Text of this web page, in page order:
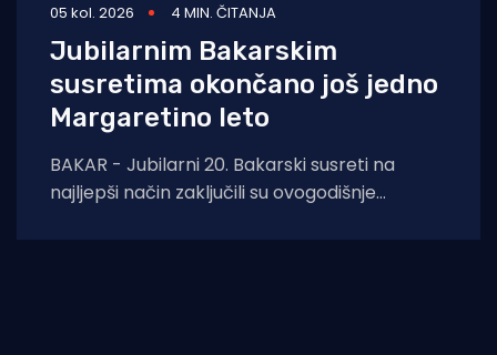
05 kol. 2026 4 MIN. ČITANJA
Jubilarnim Bakarskim
susretima okončano još jedno
Margaretino leto
BAKAR - Jubilarni 20. Bakarski susreti na
najljepši način zaključili su ovogodišnje